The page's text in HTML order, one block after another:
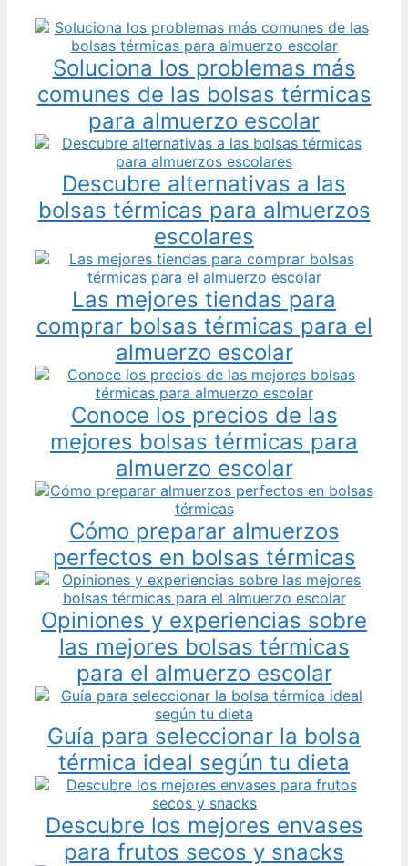
Soluciona los problemas más
comunes de las bolsas térmicas
para almuerzo escolar
Descubre alternativas a las
bolsas térmicas para almuerzos
escolares
Las mejores tiendas para
comprar bolsas térmicas para el
almuerzo escolar
Conoce los precios de las
mejores bolsas térmicas para
almuerzo escolar
Cómo preparar almuerzos
perfectos en bolsas térmicas
Opiniones y experiencias sobre
las mejores bolsas térmicas
para el almuerzo escolar
Guía para seleccionar la bolsa
térmica ideal según tu dieta
Descubre los mejores envases
para frutos secos y snacks